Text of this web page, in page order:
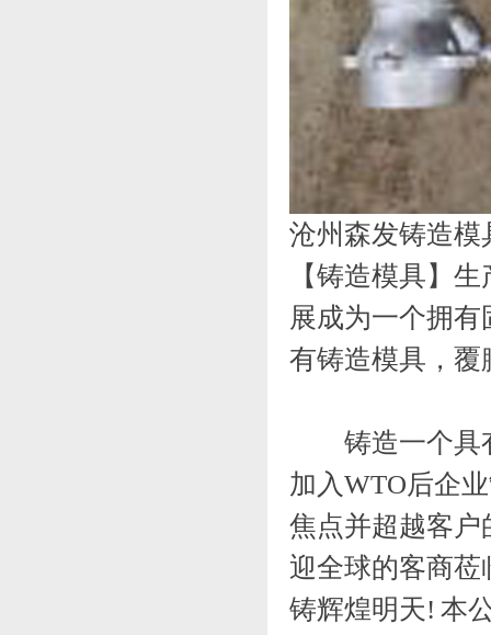
沧州森发铸造模
【铸造模具】
展成为一个拥
有铸造模具，覆
铸造一个具有
加入WTO后企
焦点并超越客
迎全球的客商莅
铸辉煌明天! 本